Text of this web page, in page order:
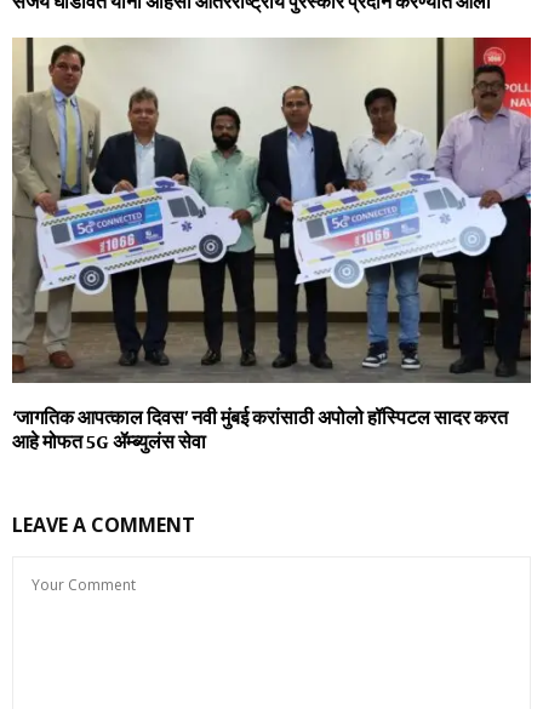
‘जागतिक आपत्काल दिवस’ नवी मुंबई करांसाठी अपोलो हॉस्पिटल सादर करत
आहे मोफत 5G ॲम्ब्युलंस सेवा
LEAVE A COMMENT